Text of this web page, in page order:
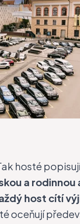
hosté
a
host cítí
oceňují